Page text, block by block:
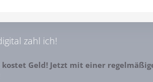
zahl ich!
Geld! Jetzt mit einer